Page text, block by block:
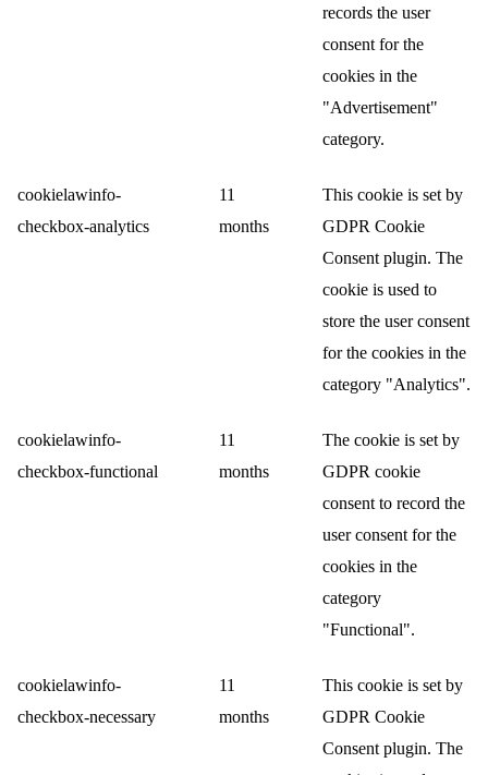
records the user
consent for the
cookies in the
"Advertisement"
category.
cookielawinfo-
checkbox-analytics
11
months
This cookie is set by
GDPR Cookie
Consent plugin. The
cookie is used to
store the user consent
for the cookies in the
category "Analytics".
cookielawinfo-
checkbox-functional
11
months
The cookie is set by
GDPR cookie
consent to record the
user consent for the
cookies in the
category
"Functional".
cookielawinfo-
checkbox-necessary
11
months
This cookie is set by
GDPR Cookie
Consent plugin. The